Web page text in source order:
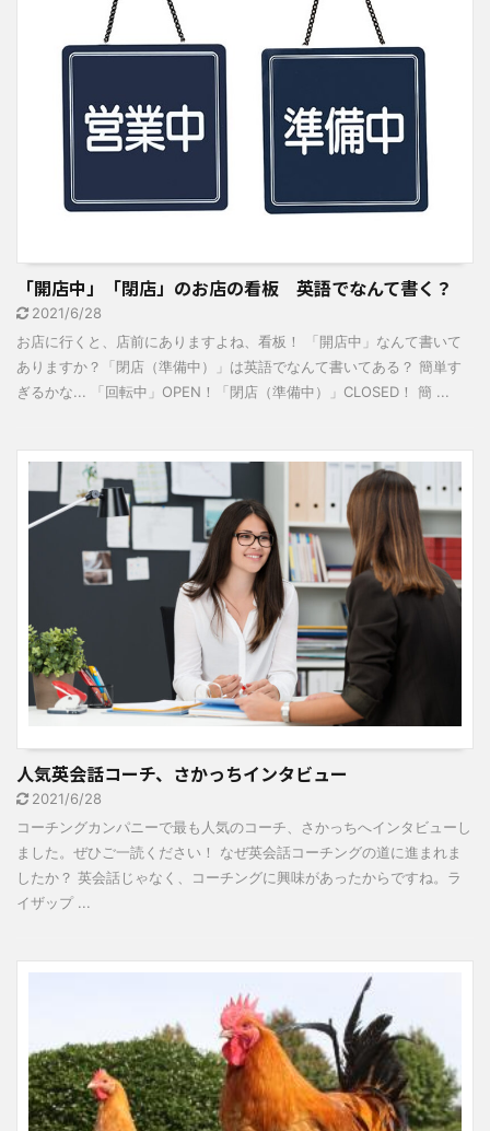
「開店中」「閉店」のお店の看板 英語でなんて書く？
2021/6/28
お店に行くと、店前にありますよね、看板！ 「開店中」なんて書いて
ありますか？「閉店（準備中）」は英語でなんて書いてある？ 簡単す
ぎるかな... 「回転中」OPEN！「閉店（準備中）」CLOSED！ 簡 ...
人気英会話コーチ、さかっちインタビュー
2021/6/28
コーチングカンパニーで最も人気のコーチ、さかっちへインタビューし
ました。ぜひご一読ください！ なぜ英会話コーチングの道に進まれま
したか？ 英会話じゃなく、コーチングに興味があったからですね。ラ
イザップ ...